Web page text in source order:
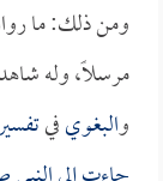
ومن ذلك: ما
مرسلاً، وله
والبغويفي